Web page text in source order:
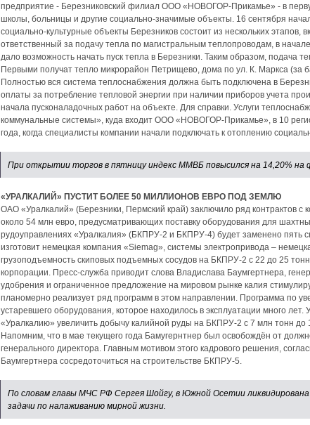
предприятие - Березниковский филиал ООО «НОВОГОР-Прикамье» - в
школы, больницы и другие социально-значимые объекты. 16 сентября
социально-культурные объекты Березников состоит из нескольких
ответственный за подачу тепла по магистральным теплопроводам, в
дало возможность начать пуск тепла в Березники. Таким образом, подача
Первыми получат тепло микрорайон Петрищево, дома по ул. К. Маркса (за
Полностью вся система теплоснабжения должна быть подключена в
оплаты за потребление тепловой энергии при наличии приборов учета
начала пусконаладочных работ на объекте. Для справки. Услуги
коммунальные системы», куда входит ООО «НОВОГОР-Прикамье», в 10
года, когда специалисты компании начали подключать к отоплению
При открытии торгов в пятницу индекс ММВБ повысился на 14,20% на
«УРАЛКАЛИЙ» ПУСТИТ БОЛЕЕ 50 МИЛЛИОНОВ ЕВРО ПОД ЗЕМЛЮ
ОАО «Уралкалий» (Березники, Пермский край) заключило ряд контрактов
около 54 млн евро, предусматривающих поставку оборудования для
рудоуправлениях «Уралкалия» (БКПРУ-2 и БКПРУ-4) будет заменено
изготовит немецкая компания «Siemag», системы электропривода –
грузоподъемность скиповых подъемных сосудов на БКПРУ-2 с 22 до 25
корпорации. Пресс-служба приводит слова Владислава Баумгертнера,
удобрения и ограниченное предложение на мировом рынке калия
планомерно реализует ряд программ в этом направлении. Программа по
устаревшего оборудования, которое находилось в эксплуатации много
«Уралкалию» увеличить добычу калийной руды на БКПРУ-2 с 7 млн тонн
Напомним, что в мае текущего года Бамугернтнер был освобождён от
генерального директора. Главным мотивом этого кадрового решения,
Баумгертнера сосредоточиться на строительстве БКПРУ-5.
По словам главы МЧС РФ Сергея Шойгу, в Южной Осетии
задачи по налаживанию мирной жизни.